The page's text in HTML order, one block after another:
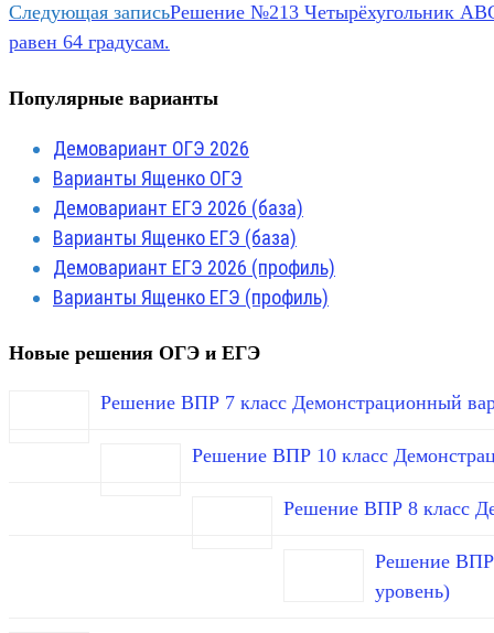
Следующая записьРешение №213 Четырёхугольник
равен 64 градусам.
Популярные варианты
Демовариант ОГЭ 2026
Варианты Ященко ОГЭ
Демовариант ЕГЭ 2026 (база)
Варианты Ященко ЕГЭ (база)
Демовариант ЕГЭ 2026 (профиль)
Варианты Ященко ЕГЭ (профиль)
Новые решения ОГЭ и ЕГЭ
Решение ВПР 7 класс Демонстрационный
Решение ВПР 10 класс
Решение ВПР 8 класс
Решение ВПР
уровень)